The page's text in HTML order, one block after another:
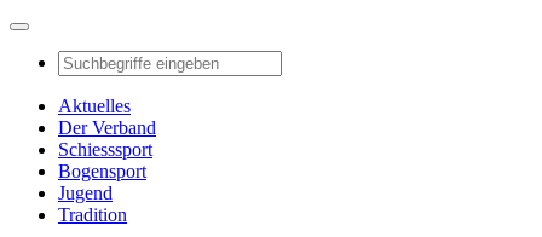
Aktuelles
Der Verband
Schiesssport
Bogensport
Jugend
Tradition